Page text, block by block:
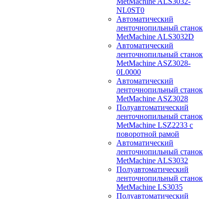
NL0ST0
Автоматический
ленточнопильный станок
MetMachine ALS3032D
Автоматический
ленточнопильный станок
MetMachine ASZ3028-
0L0000
Автоматический
ленточнопильный станок
MetMachine ASZ3028
Полуавтоматический
ленточнопильный станок
MetMachine LSZ2233 с
поворотной рамой
Автоматический
ленточнопильный станок
MetMachine ALS3032
Полуавтоматический
ленточнопильный станок
MetMachine LS3035
Полуавтоматический